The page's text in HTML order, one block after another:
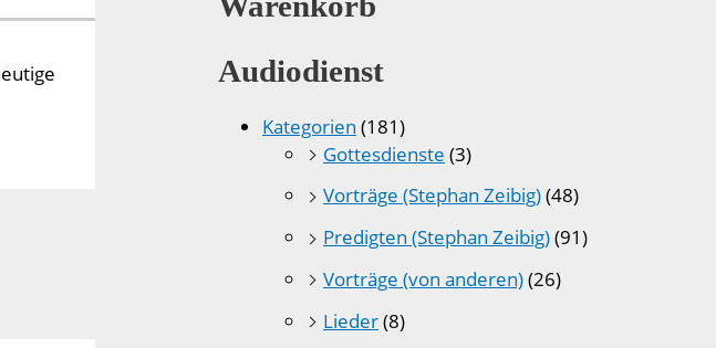
Audiodienst
Kategorien (181)
Gottesdienste (3)
Vorträge (Stephan Zeibig)(48)
Predigten (Stephan Zeibig)(91)
Vorträge (von anderen)(26)
Lieder(8)